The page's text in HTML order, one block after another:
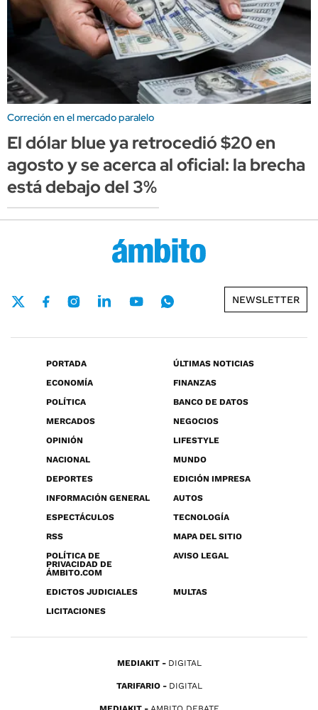
Correción en el mercado paralelo
El dólar blue ya retrocedió $20 en
agosto y se acerca al oficial: la brecha
está debajo del 3%
NEWSLETTER
PORTADA
ÚLTIMAS NOTICIAS
ECONOMÍA
FINANZAS
POLÍTICA
BANCO DE DATOS
MERCADOS
NEGOCIOS
OPINIÓN
LIFESTYLE
NACIONAL
MUNDO
DEPORTES
EDICIÓN IMPRESA
INFORMACIÓN GENERAL
AUTOS
ESPECTÁCULOS
TECNOLOGÍA
RSS
MAPA DEL SITIO
POLÍTICA DE
PRIVACIDAD DE
ÁMBITO.COM
AVISO LEGAL
EDICTOS JUDICIALES
MULTAS
LICITACIONES
MEDIAKIT DIGITAL
TARIFARIO DIGITAL